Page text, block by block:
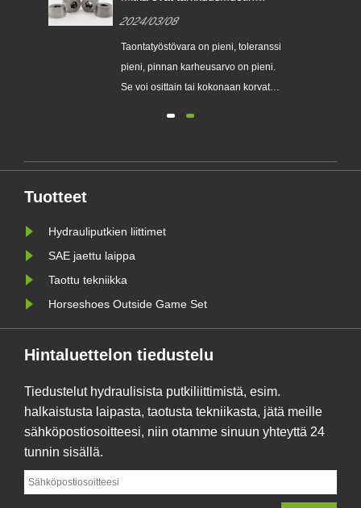
verrattuna tavalliseen
takomiseen?
2024/03/08
Taontatyöstövara on pieni, toleranssi
pieni, pinnan karheusarvo on pieni.
Se voi osittain tai kokonaan korvata
Tuotteet
Hydrauliputkien liittimet
SAE jaettu laippa
Taottu tekniikka
Horseshoes Outside Game Set
Hintaluettelon tiedustelu
Tiedustelut hydraulisista putkiliittimistä, esim.
halkaistusta laipasta, taotusta tekniikasta, jätä meille
sähköpostiosoitteesi, niin otamme sinuun yhteyttä 24
tunnin sisällä.